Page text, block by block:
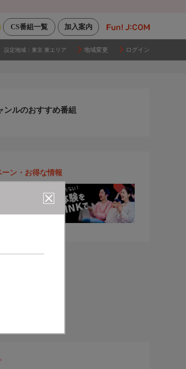
加入案内
CS番組一覧
設定地域： 東京 東エリア 地域変更 ログイン
ンルのおすすめ番組
ーン・お得な情報